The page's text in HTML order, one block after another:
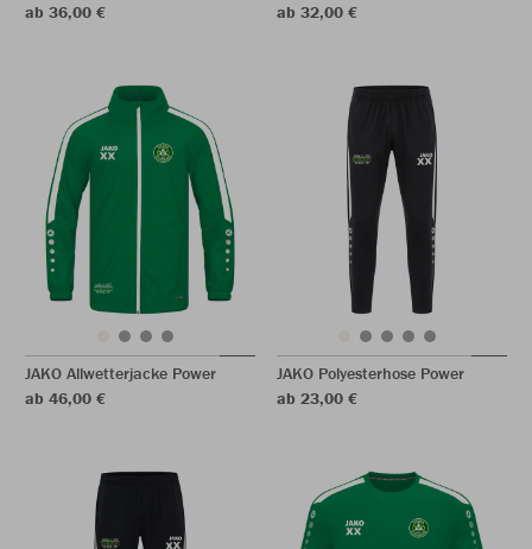
ab 36,00 €
ab 32,00 €
JAKO Allwetterjacke Power
ab 46,00 €
JAKO Polyesterhose Power
ab 23,00 €